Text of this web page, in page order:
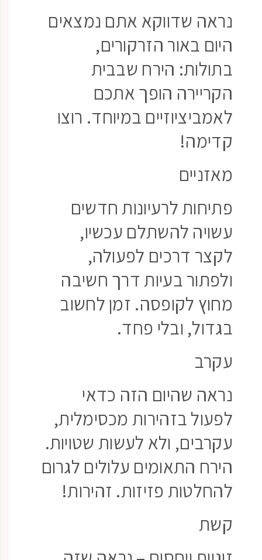
נראה שדווקא אתם נמצאים
היום באור הזרקורים,
בתולות: הירח שבבית
הקריירה הופך אתכם
לאמביציוזיים במיוחד. רוצו
קדימה!
מאזניים
פתיחות לרעיונות חדשים
עשויה להשתלם עכשיו,
לקצר דרכים לפעולה,
ולפתור בעיות דרך חשיבה
מחוץ לקופסה. זמן לחשוב
בגדול, ובלי פחד.
עקרב
נראה שהיום הזה כדאי
לפעול בזהירות מכסימלית,
עקרבים, ולא לעשות שטויות.
הירח התאומים עלולים לגרום
להחלטות פזיזות. זהירות!
קשת